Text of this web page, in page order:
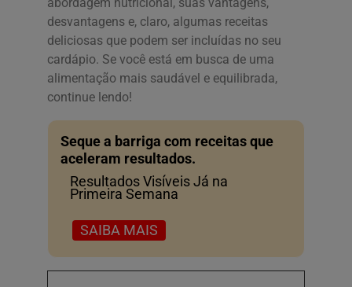
desvantagens e, claro, algumas receitas
deliciosas que podem ser incluídas no seu
cardápio. Se você está em busca de uma
alimentação mais saudável e equilibrada,
continue lendo!
Seque a barriga com receitas que
aceleram resultados.
Resultados Visíveis Já na
Primeira Semana
SAIBA MAIS